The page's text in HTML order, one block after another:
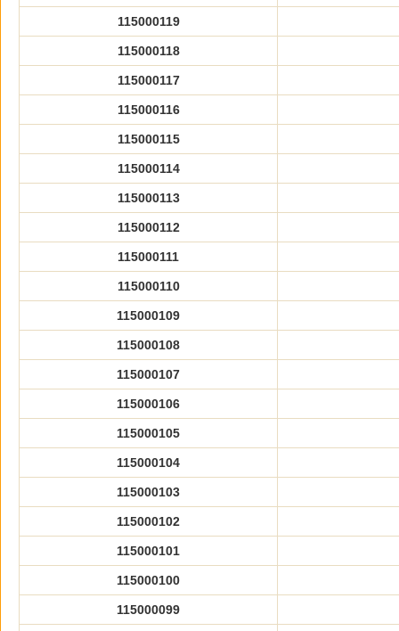
115000119
115000118
115000117
115000116
115000115
115000114
115000113
115000112
115000111
115000110
115000109
115000108
115000107
115000106
115000105
115000104
115000103
115000102
115000101
115000100
115000099